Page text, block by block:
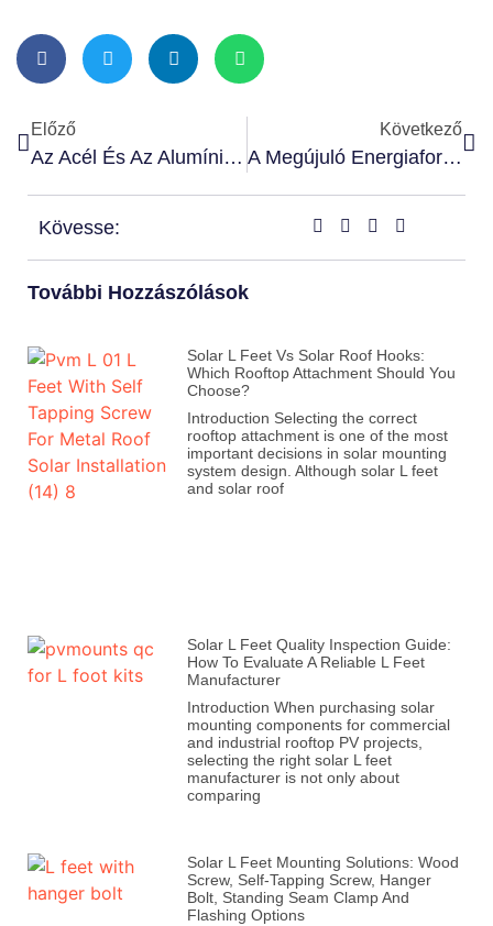
Előző
Az Acél És Az Alumínium Szerkezet Összehasonlítása A Napelemes Pv Szereléshez
Következő
A Megújuló Energiaforrások Előrejelzése 2027-Ig
Kövesse:
További Hozzászólások
Solar L Feet Vs Solar Roof Hooks:
Which Rooftop Attachment Should You
Choose?
Introduction Selecting the correct
rooftop attachment is one of the most
important decisions in solar mounting
system design. Although solar L feet
and solar roof
Solar L Feet Quality Inspection Guide:
How To Evaluate A Reliable L Feet
Manufacturer
Introduction When purchasing solar
mounting components for commercial
and industrial rooftop PV projects,
selecting the right solar L feet
manufacturer is not only about
comparing
Solar L Feet Mounting Solutions: Wood
Screw, Self-Tapping Screw, Hanger
Bolt, Standing Seam Clamp And
Flashing Options